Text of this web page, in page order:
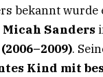
bekannt
Micah Sanders
.
Kind mit